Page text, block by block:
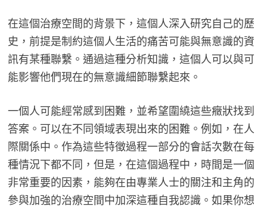
在這個治療空間的背景下，這個人深入研究自己的歷
史，前提是制約這個人生活的痛苦可能與無意識的資
訊有某種聯繫。通過這種分析知識，這個人可以與可
能影響他們現在的無意識細節聯繫起來。
一個人可能經常感到困難，並希望圍繞這些癥狀找到
答案。可以在不同領域表現出來的困難。例如，在人
際關係中。作為這些特徵過程一部分的會話次數在每
種情況下都不同，但是，在這個過程中，時間是一個
非常重要的因素，能夠在由專業人士的關注和主角的
參與加強的治療空間中加深這種自我認識。如果你想